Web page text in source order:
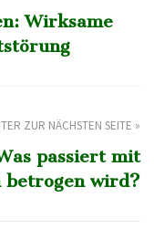
Wirksame
ZUR NÄCHSTEN SEITE »
passiert mit
betrogen wird?